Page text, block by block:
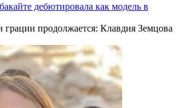
дебютировала как модель в
грации продолжается: Клавдия Земцова